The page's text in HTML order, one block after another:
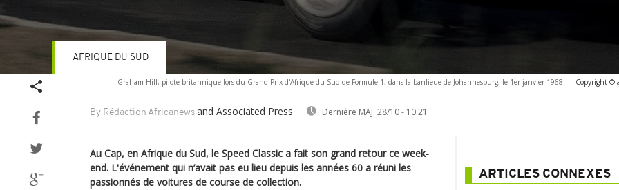
Graham Hill, pilote britannique lors du Grand Prix d'Afrique du Sud de Formule 1, dans la banlieue de Johannesburg, le 1er janvier 1968. - Copyright ©
By Rédaction Africanews and Associated Press Dernière MAJ: 28/10 - 10:21
AFRIQUE DU SUD
Au Cap, en Afrique du Sud, le Speed Classic a fait son grand retour ce week-
end. L'événement qui n’avait pas eu lieu depuis les années 60 a réuni les
passionnés de voitures de course de collection.
ARTICLES CONNEXES